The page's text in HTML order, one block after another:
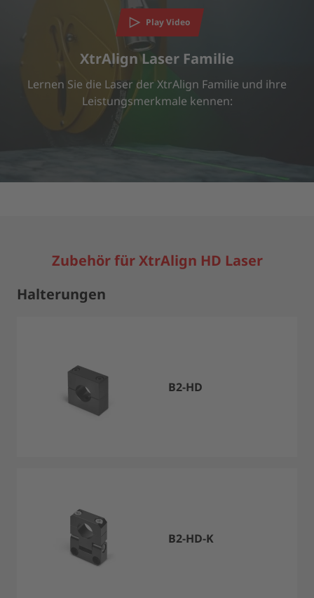
Videoinhalte einzubetten. Dieser Service kann Daten zu Ihren
Aktivitäten sammeln. Bitte lesen Sie die Details durch und
stimmen Sie der Nutzung des Service zu, um dieses Video
anzusehen.
Play Video
XtrAlign Laser Familie
Lernen Sie die Laser der XtrAlign Familie und ihre
Leistungsmerkmale kennen:
Zubehör für XtrAlign HD Laser
Halterungen
B2-HD
B2-HD-K